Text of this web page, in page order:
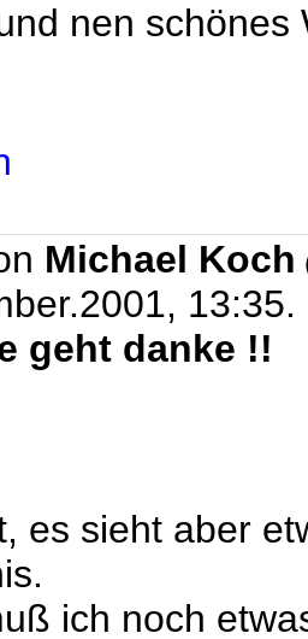
nen schönes
Michael Koch
13:35.
geht danke !!
es sieht aber
ich noch